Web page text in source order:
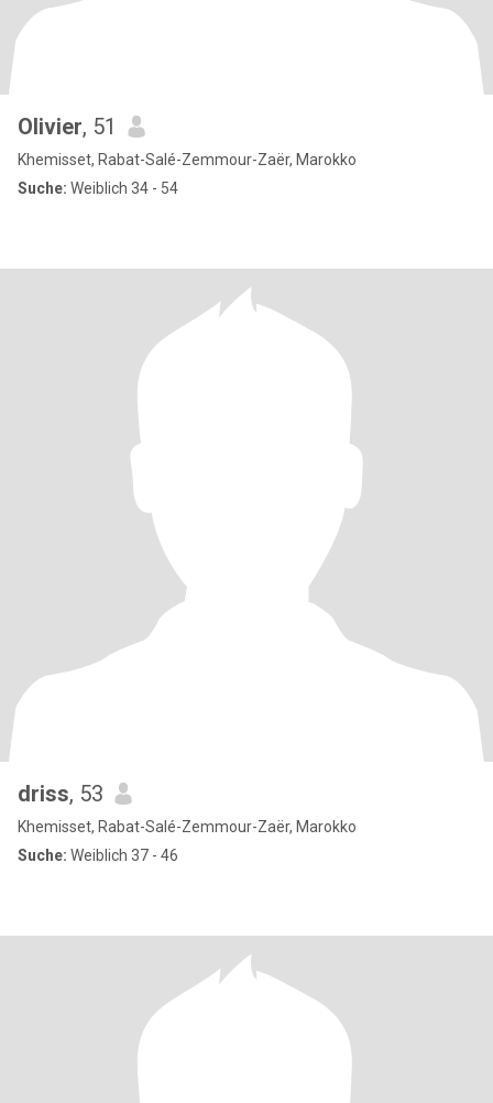
Olivier, 51
Khemisset, Rabat-Salé-Zemmour-Zaër, Marokko
Suche: Weiblich 34 - 54
driss, 53
Khemisset, Rabat-Salé-Zemmour-Zaër, Marokko
Suche: Weiblich 37 - 46